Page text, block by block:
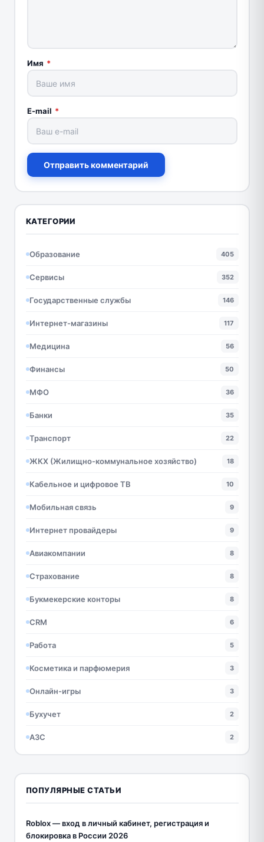
Имя *
E-mail *
Отправить комментарий
КАТЕГОРИИ
Образование 405
Сервисы 352
Государственные службы 146
Интернет-магазины 117
Медицина 56
Финансы 50
МФО 36
Банки 35
Транспорт 22
ЖКХ (Жилищно-коммунальное хозяйство) 18
Кабельное и цифровое ТВ 10
Мобильная связь 9
Интернет провайдеры 9
Авиакомпании 8
Страхование 8
Букмекерские конторы 8
CRM 6
Работа 5
Косметика и парфюмерия 3
Онлайн-игры 3
Бухучет 2
АЗС 2
ПОПУЛЯРНЫЕ СТАТЬИ
Roblox — вход в личный кабинет, регистрация и
блокировка в России 2026